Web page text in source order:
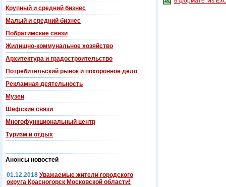
Крупный и средний бизнес
Малый и средний бизнес
Побратимские связи
Жилищно-коммунальное хозяйство
Архитектура и градостроительство
Потребительский рынок и похоронное дело
Рекламная деятельность
Музеи
Шефские связи
Многофункциональный центр
Туризм и отдых
Анонсы новостей
01.12.2018 Уважаемые жители городского
округа Красногорск Московской области!